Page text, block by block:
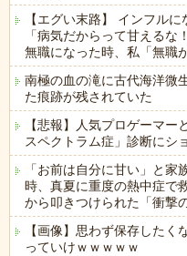
【エグい末路】 インフル
「病気だからって甘える
無職になった時、私「無職
南極の血の滝に古代海洋微
た痕跡が残されていた
【悲報】人気プロゲーマ
スペクトラム症」診断にシ
「お前は自分に甘い」と
時、真夏に重度の熱中症で
から叩きつけられた「衝撃
【画像】思わず保存した
っていけｗｗｗｗｗ